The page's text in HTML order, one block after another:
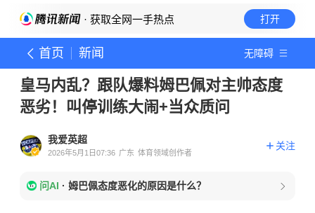
· 获取全网一手热点 打开
首页 新闻 无障碍
皇马内乱？跟队爆料姆巴佩对主帅态度
恶劣！叫停训练大闹+当众质问
我爱英超
2026年5月1日07:36 广东 体育领域创作者
关注
问AI · 姆巴佩态度恶化的原因是什么？